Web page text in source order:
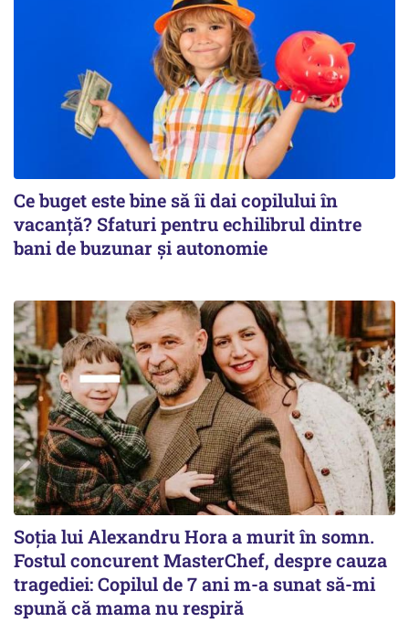
Ce buget este bine să îi dai copilului în
vacanță? Sfaturi pentru echilibrul dintre
bani de buzunar și autonomie
Soția lui Alexandru Hora a murit în somn.
Fostul concurent MasterChef, despre cauza
tragediei: Copilul de 7 ani m-a sunat să-mi
spună că mama nu respiră